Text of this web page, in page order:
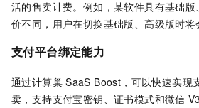
活的售卖计费。例如，某软件具有基础
价不同，用户在切换基础版、高级版时将
支付平台绑定能力
通过计算巢 SaaS Boost，可以快速实现
卖，支持支付宝密钥、证书模式和微信 V3